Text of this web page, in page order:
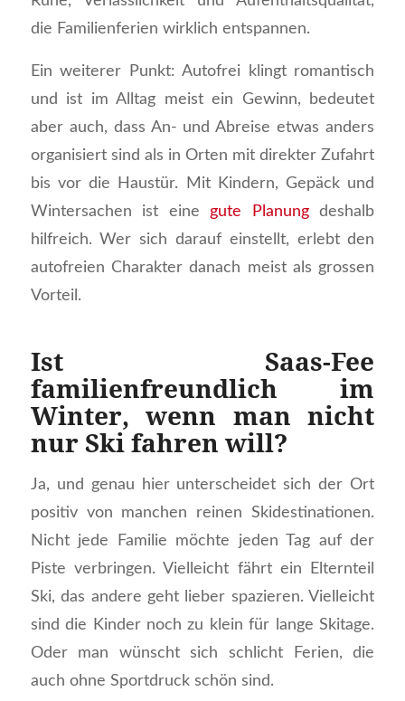
die Familienferien wirklich entspannen.
Ein weiterer Punkt: Autofrei klingt romantisch
und ist im Alltag meist ein Gewinn, bedeutet
aber auch, dass An- und Abreise etwas anders
organisiert sind als in Orten mit direkter Zufahrt
bis vor die Haustür. Mit Kindern, Gepäck und
Wintersachen ist eine gute Planungdeshalb
hilfreich. Wer sich darauf einstellt, erlebt den
autofreien Charakter danach meist als grossen
Vorteil.
Ist Saas-Fee
familienfreundlich im
Winter, wenn man nicht
nur Ski fahren will?
Ja, und genau hier unterscheidet sich der Ort
positiv von manchen reinen Skidestinationen.
Nicht jede Familie möchte jeden Tag auf der
Piste verbringen. Vielleicht fährt ein Elternteil
Ski, das andere geht lieber spazieren. Vielleicht
sind die Kinder noch zu klein für lange Skitage.
Oder man wünscht sich schlicht Ferien, die
auch ohne Sportdruck schön sind.